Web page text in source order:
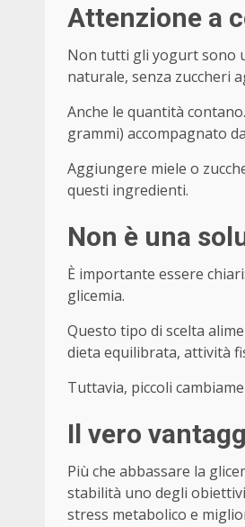
Attenzione a
Non tutti gli yogurt sono
naturale, senza zuccheri
Anche le quantità
grammi) accompagnato
Aggiungere miele o
questi ingredienti.
Non è una
È importante essere
glicemia.
Questo tipo di scelta
dieta equilibrata, attività
Tuttavia, piccoli
Il vero
Più che abbassare la
stabilità uno degli
stress metabolico e